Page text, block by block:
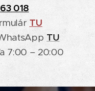
018
TU
TU
7:00 – 20:00